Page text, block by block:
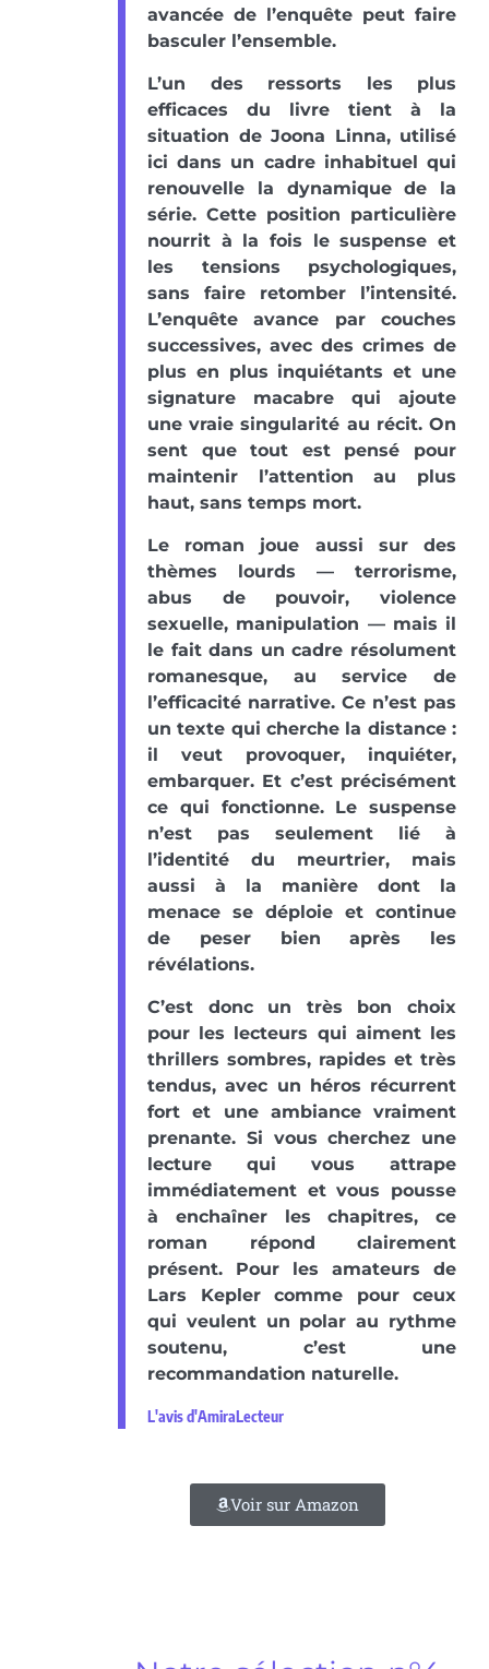
avancée de l’enquête peut faire
basculer l’ensemble.
L’un des ressorts les plus
efficaces du livre tient à la
situation de Joona Linna, utilisé
ici dans un cadre inhabituel qui
renouvelle la dynamique de la
série. Cette position particulière
nourrit à la fois le suspense et
les tensions psychologiques,
sans faire retomber l’intensité.
L’enquête avance par couches
successives, avec des crimes de
plus en plus inquiétants et une
signature macabre qui ajoute
une vraie singularité au récit. On
sent que tout est pensé pour
maintenir l’attention au plus
haut, sans temps mort.
Le roman joue aussi sur des
thèmes lourds — terrorisme,
abus de pouvoir, violence
sexuelle, manipulation — mais il
le fait dans un cadre résolument
romanesque, au service de
l’efficacité narrative. Ce n’est pas
un texte qui cherche la distance :
il veut provoquer, inquiéter,
embarquer. Et c’est précisément
ce qui fonctionne. Le suspense
n’est pas seulement lié à
l’identité du meurtrier, mais
aussi à la manière dont la
menace se déploie et continue
de peser bien après les
révélations.
C’est donc un très bon choix
pour les lecteurs qui aiment les
thrillers sombres, rapides et très
tendus, avec un héros récurrent
fort et une ambiance vraiment
prenante. Si vous cherchez une
lecture qui vous attrape
immédiatement et vous pousse
à enchaîner les chapitres, ce
roman répond clairement
présent. Pour les amateurs de
Lars Kepler comme pour ceux
qui veulent un polar au rythme
soutenu, c’est une
recommandation naturelle.
L'avis d'AmiraLecteur
Voir sur Amazon